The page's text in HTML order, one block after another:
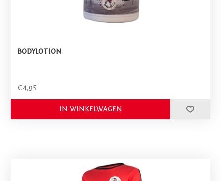
BODYLOTION
€4,95